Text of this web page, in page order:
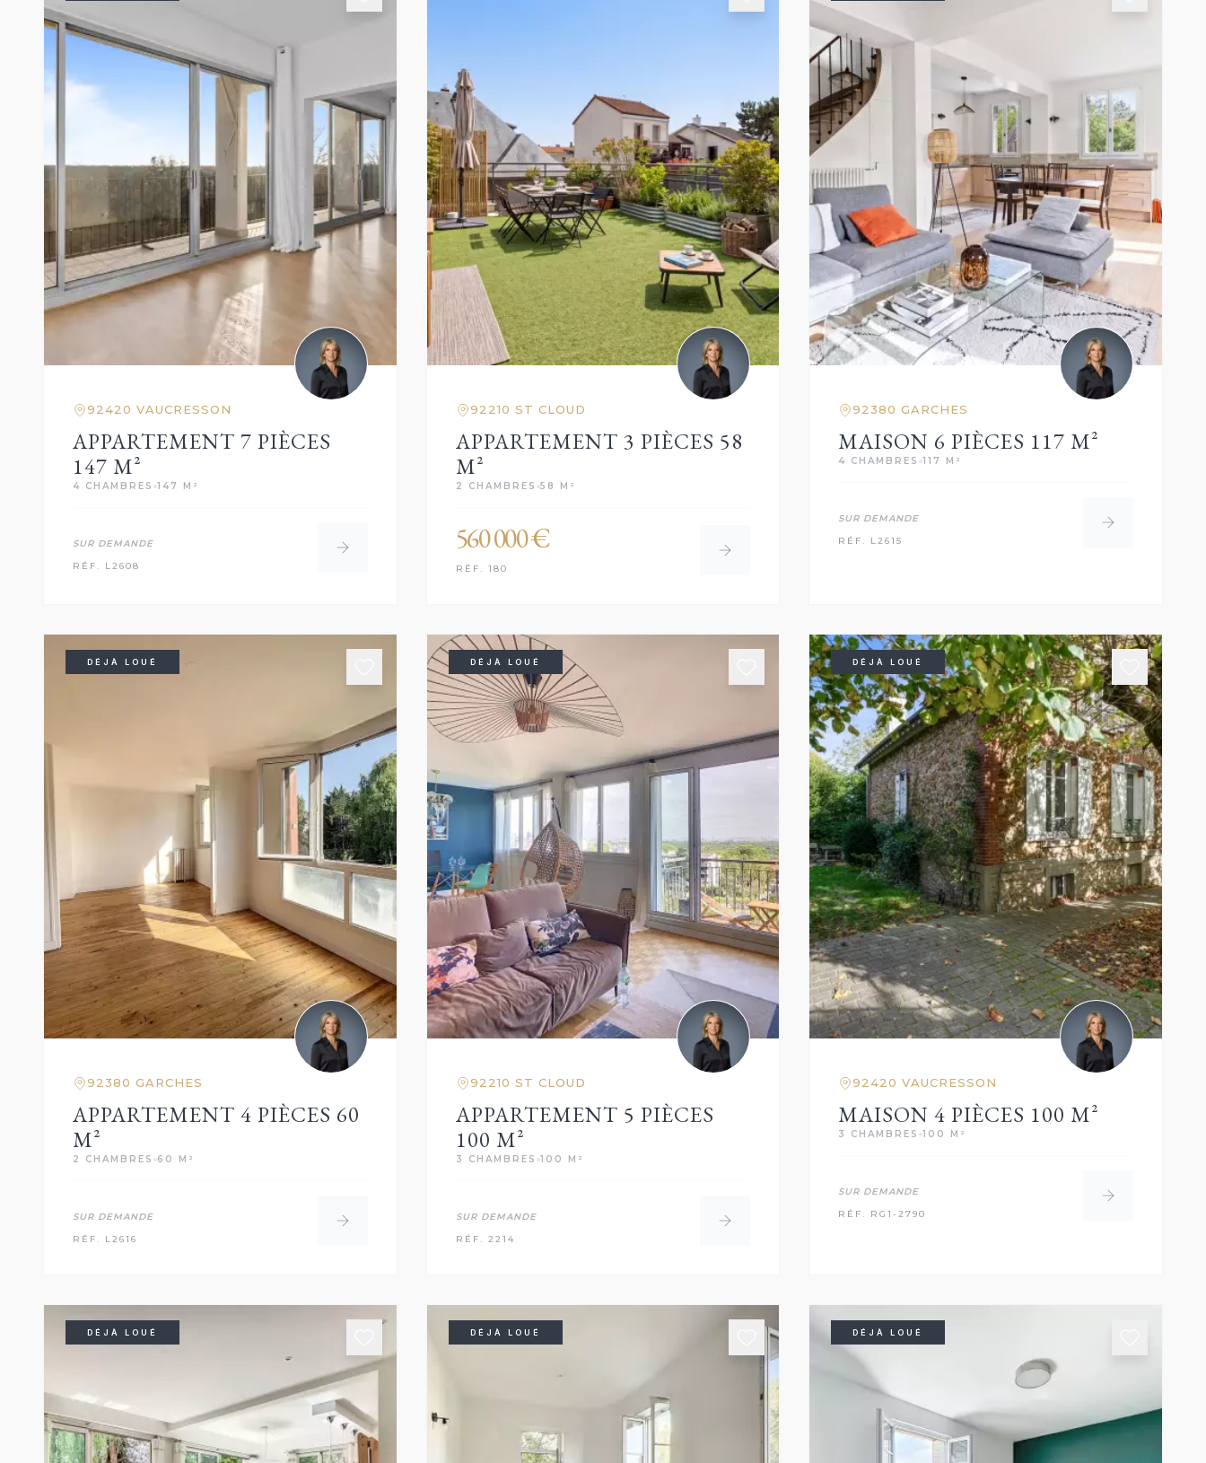
92420 VAUCRESSON
APPARTEMENT 7 PIÈCES
147 M²
4 CHAMBRES 147 M²
SUR DEMANDE
RÉF. L2608
92210 ST CLOUD
APPARTEMENT 3 PIÈCES 58
M²
2 CHAMBRES 58 M²
560 000 €
RÉF. 180
92380 GARCHES
MAISON 6 PIÈCES 117 M²
4 CHAMBRES 117 M²
SUR DEMANDE
RÉF. L2615
DÉJÀ LOUÉ
92380 GARCHES
APPARTEMENT 4 PIÈCES 60
M²
2 CHAMBRES 60 M²
SUR DEMANDE
RÉF. L2616
DÉJÀ LOUÉ
92210 ST CLOUD
APPARTEMENT 5 PIÈCES
100 M²
3 CHAMBRES 100 M²
SUR DEMANDE
RÉF. 2214
DÉJÀ LOUÉ
92420 VAUCRESSON
MAISON 4 PIÈCES 100 M²
3 CHAMBRES 100 M²
SUR DEMANDE
RÉF. RG1-2790
DÉJÀ LOUÉ DÉJÀ LOUÉ DÉJÀ LOUÉ